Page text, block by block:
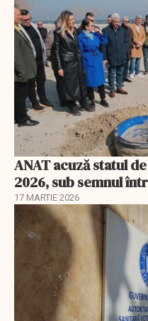
ANAT acuză statul
2026, sub semnul
17 MARTIE 2026